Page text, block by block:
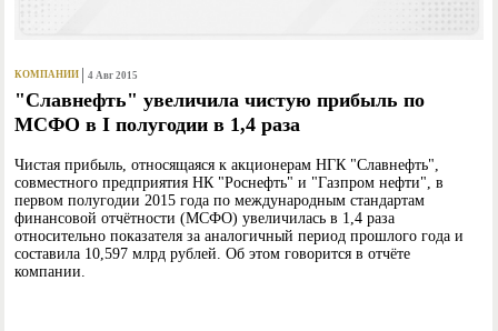
КОМПАНИИ 4 Авг 2015
"Славнефть" увеличила чистую прибыль по
МСФО в I полугодии в 1,4 раза
Чистая прибыль, относящаяся к акционерам НГК "Славнефть",
совместного предприятия НК "Роснефть" и "Газпром нефти", в
первом полугодии 2015 года по международным стандартам
финансовой отчётности (МСФО) увеличилась в 1,4 раза
относительно показателя за аналогичный период прошлого года и
составила 10,597 млрд рублей. Об этом говорится в отчёте
компании.